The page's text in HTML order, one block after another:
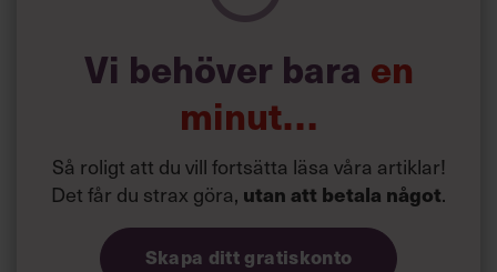
Vi behöver bara en
minut…
Så roligt att du vill fortsätta läsa våra artiklar!
Det får du strax göra, utan att betala något.
Skapa ditt gratiskonto